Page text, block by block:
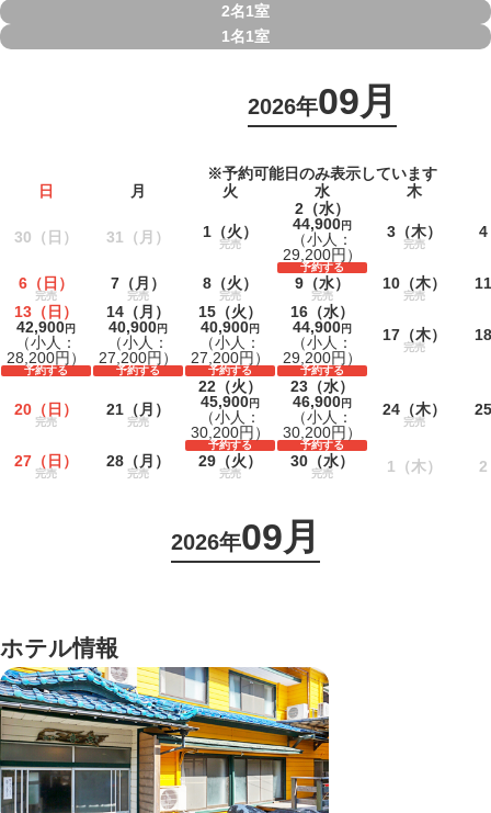
2名1室
1名1室
2026年09月
※予約可能日のみ表示しています
日
月 火 水 木
30 （日） 31 （月） 1 （火）
完売
2 （水）
44,900円
（小人：
29,200円）
予約する
3 （木）
完売
4
6 （日）
完売
7 （月）
完売
8 （火）
完売
9 （水）
完売
10 （木）
完売
11
13 （日）
42,900円
（小人：
28,200円）
予約する
14 （月）
40,900円
（小人：
27,200円）
予約する
15 （火）
40,900円
（小人：
27,200円）
予約する
16 （水）
44,900円
（小人：
29,200円）
予約する
17 （木）
完売
18
20 （日）
完売
21 （月）
完売
22 （火）
45,900円
（小人：
30,200円）
予約する
23 （水）
46,900円
（小人：
30,200円）
予約する
24 （木）
完売
25
27 （日）
完売
28 （月）
完売
29 （火）
完売
30 （水）
完売 1 （木） 2
2026年09月
ホテル情報